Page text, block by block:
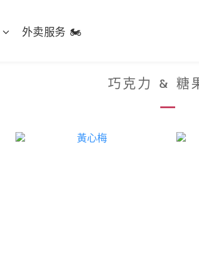
外卖服务 🏍️
巧克力 & 糖